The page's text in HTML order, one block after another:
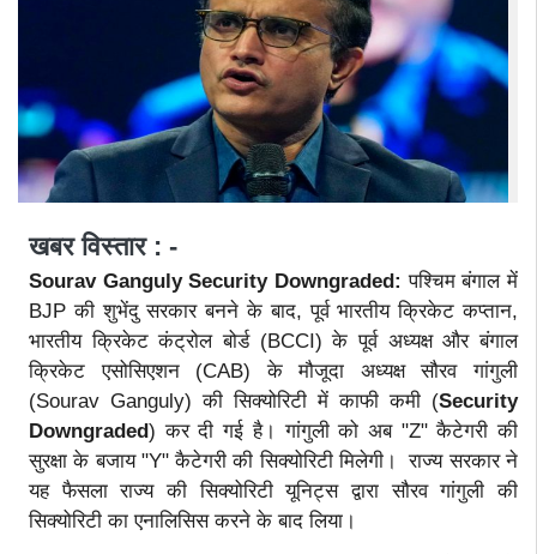
खबर विस्तार : -
Sourav Ganguly Security Downgraded: पश्चिम बंगाल में
BJP की शुभेंदु सरकार बनने के बाद, पूर्व भारतीय क्रिकेट कप्तान,
भारतीय क्रिकेट कंट्रोल बोर्ड (BCCI) के पूर्व अध्यक्ष और बंगाल
क्रिकेट एसोसिएशन (CAB) के मौजूदा अध्यक्ष सौरव गांगुली
(Sourav Ganguly) की सिक्योरिटी में काफी कमी (Security
Downgraded) कर दी गई है। गांगुली को अब "Z" कैटेगरी की
सुरक्षा के बजाय "Y" कैटेगरी की सिक्योरिटी मिलेगी। राज्य सरकार ने
यह फैसला राज्य की सिक्योरिटी यूनिट्स द्वारा सौरव गांगुली की
सिक्योरिटी का एनालिसिस करने के बाद लिया।